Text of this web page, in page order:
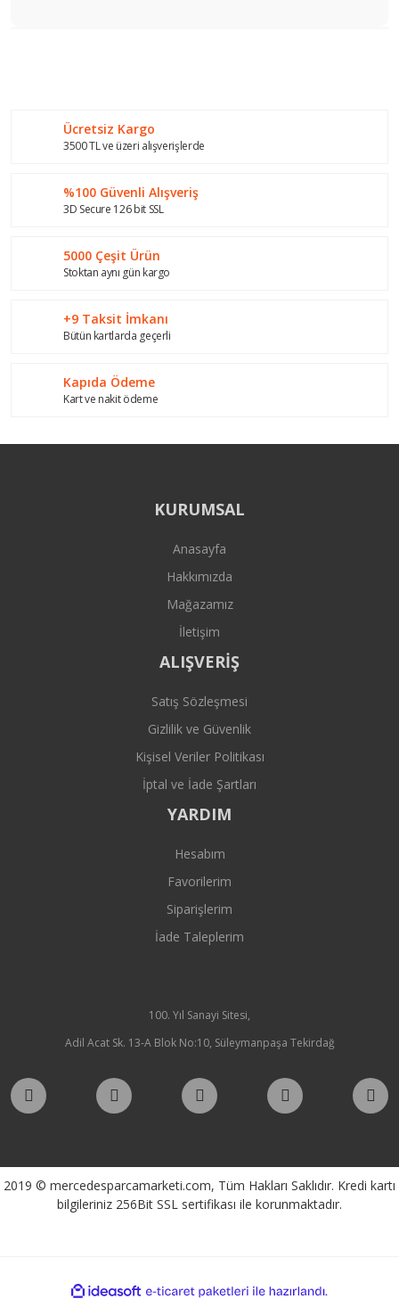
Ürün resmi kalitesiz, bozuk veya görüntülenemiyor.
Ürün bilgilerinde hatalar bulunuyor.
Bu ürüne benzer farklı alternatifler olmalı.
Ücretsiz Kargo
3500 TL ve üzeri alışverişlerde
%100 Güvenli Alışveriş
3D Secure 126 bit SSL
5000 Çeşit Ürün
Stoktan aynı gün kargo
+9 Taksit İmkanı
Bütün kartlarda geçerli
Kapıda Ödeme
Kart ve nakit ödeme
KURUMSAL
Anasayfa
Hakkımızda
Mağazamız
İletişim
ALIŞVERİŞ
Satış Sözleşmesi
Gizlilik ve Güvenlik
Kişisel Veriler Politikası
İptal ve İade Şartları
YARDIM
Hesabım
Favorilerim
Siparişlerim
İade Taleplerim
100. Yıl Sanayi Sitesi,
Adil Acat Sk. 13-A Blok No:10, Süleymanpaşa Tekirdağ
2019 © mercedesparcamarketi.com, Tüm Hakları Saklıdır. Kredi kartı
bilgileriniz 256Bit SSL sertifikası ile korunmaktadır.
ideasoft e-